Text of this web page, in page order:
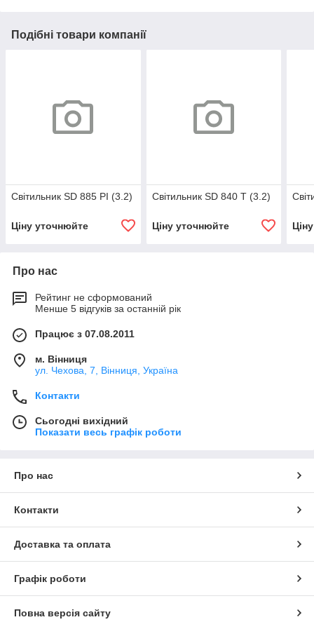
Подібні товари компанії
Світильник SD 885 PI (3.2)
Ціну уточнюйте
Світильник SD 840 T (3.2)
Ціну уточнюйте
Про нас
Рейтинг не сформований
Менше 5 відгуків за останній рік
Працює з 07.08.2011
м. Вінниця
ул. Чехова, 7, Вінниця, Україна
Контакти
Сьогодні вихідний
Показати весь графік роботи
Про нас
Контакти
Доставка та оплата
Графік роботи
Повна версія сайту